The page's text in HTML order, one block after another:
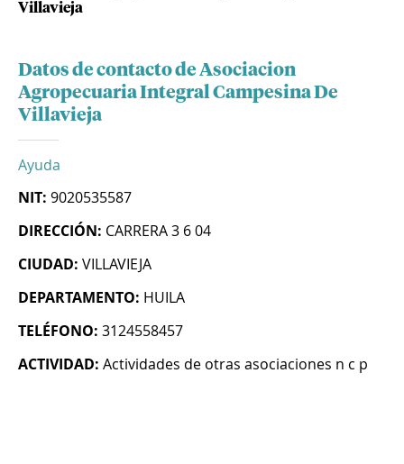
Villavieja
Datos de contacto de Asociacion
Agropecuaria Integral Campesina De
Villavieja
Ayuda
NIT: 9020535587
DIRECCIÓN: CARRERA 3 6 04
CIUDAD: VILLAVIEJA
DEPARTAMENTO: HUILA
TELÉFONO: 3124558457
ACTIVIDAD: Actividades de otras asociaciones n c p